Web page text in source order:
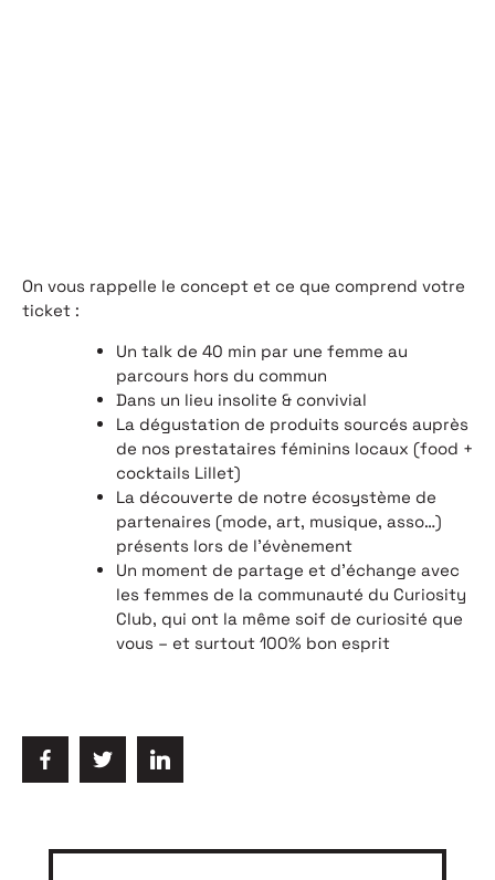
On vous rappelle le concept et ce que comprend votre
ticket :
Un talk de 40 min par une femme au
parcours hors du commun
Dans un lieu insolite & convivial
La dégustation de produits sourcés auprès
de nos prestataires féminins locaux (food +
cocktails Lillet)
La découverte de notre écosystème de
partenaires (mode, art, musique, asso…)
présents lors de l’évènement
Un moment de partage et d’échange avec
les femmes de la communauté du Curiosity
Club, qui ont la même soif de curiosité que
vous – et surtout 100% bon esprit